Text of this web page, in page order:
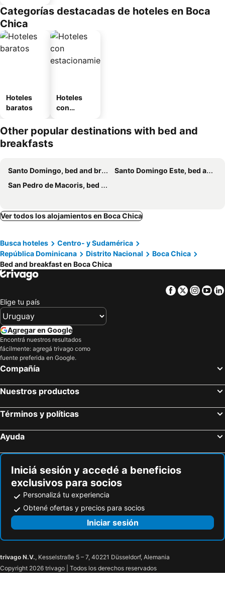
Categorías destacadas de hoteles en Boca
Chica
Hoteles
baratos
Hoteles
con
miento
Other popular destinations with bed and
breakfasts
Santo Domingo, bed and breakfasts
Santo Domingo Este, bed and breakfasts
San Pedro de Macoris, bed and breakfasts
Ver todos los alojamientos en Boca Chica
Busca hoteles
Centro- y Sudamérica
República Dominicana
Distrito Nacional
Boca Chica
Bed and breakfast en Boca Chica
Facebook
Twitter
Elige tu país
Agregar en Google
Encontrá nuestros resultados
fácilmente: agregá trivago como
fuente preferida en Google.
Compañía
Nuestros productos
Términos y políticas
Ayuda
Iniciá sesión y accedé a beneficios
exclusivos para socios
Personalizá tu experiencia
Obtené ofertas y precios para socios
Iniciar sesión
trivago N.V., Kesselstraße 5 – 7, 40221 Düsseldorf, Alemania
Copyright 2026 trivago | Todos los derechos reservados